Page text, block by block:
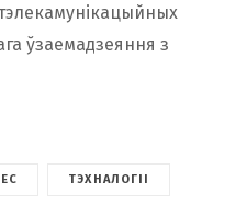
ўзаемадзеяння з
ТЭХНАЛОГІІ